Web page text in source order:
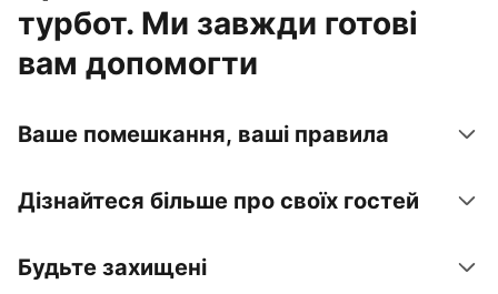
турбот. Ми завжди готові
вам допомогти
Ваше помешкання, ваші правила
Дізнайтеся більше про своїх гостей
Будьте захищені